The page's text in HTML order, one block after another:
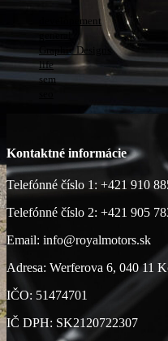
developement
general
Graphic Designs
life
sem
Kontaktné informácie
Telefónné číslo 1: +421 910
Telefónné číslo 2: +421 905
Email: info@royalmotors.sk
Adresa: Werferova 6, 040 11
IČO: 51474701
IČ DPH: SK2120722307